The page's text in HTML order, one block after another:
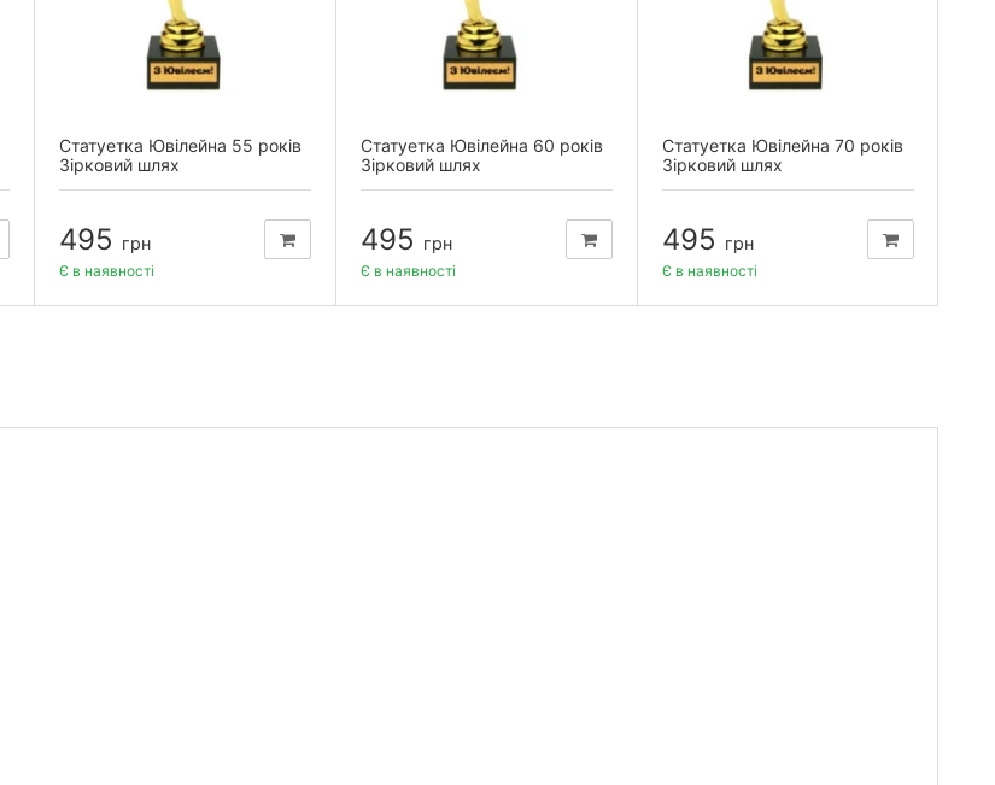
Статуетка Ювілейна 55 років
Зірковий шлях
495 грн
Є в наявності
Статуетка Ювілейна 60 років
Зірковий шлях
495 грн
Є в наявності
Статуетка Ювілейна 70 років
Зірковий шлях
495 грн
Є в наявності